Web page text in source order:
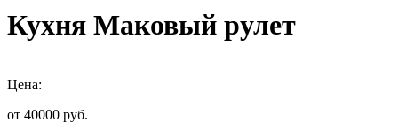
Кухня Маковый рулет
Цена:
от 40000 руб.